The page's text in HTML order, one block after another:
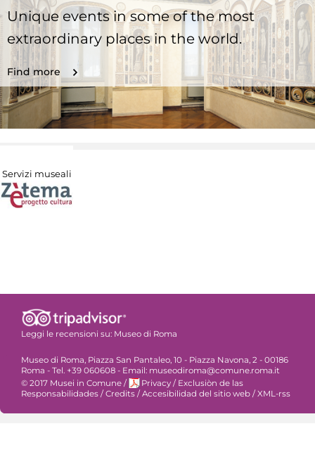
Unique events in some of the most
extraordinary places in the world.
Find more
Servizi museali
Leggi le recensioni su: Museo di Roma
Museo di Roma, Piazza San Pantaleo, 10 - Piazza Navona, 2 - 00186
Roma - Tel. +39 060608 - Email: museodiroma@comune.roma.it
© 2017 Musei in Comune / Privacy / Exclusiòn de las
Responsabilidades / Credits / Accesibilidad del sitio web / XML-rss